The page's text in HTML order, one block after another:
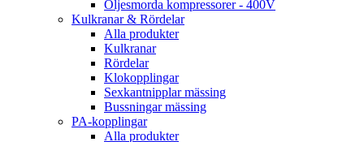
Oljesmorda kompressorer - 400V
Kulkranar & Rördelar
Alla produkter
Kulkranar
Rördelar
Klokopplingar
Sexkantnipplar mässing
Bussningar mässing
PA-kopplingar
Alla produkter